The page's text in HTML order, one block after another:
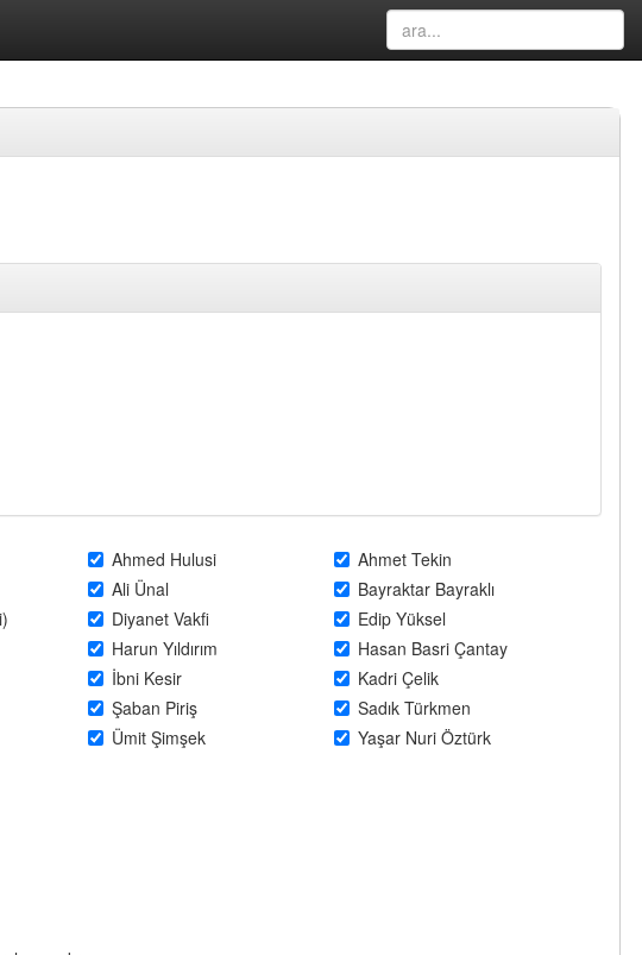
Ahmed Hulusi
Ahmet Tekin
Ali Ünal
Bayraktar Bayraklı
Diyanet Vakfi
Edip Yüksel
Harun Yıldırım
Hasan Basri Çantay
İbni Kesir
Kadri Çelik
Şaban Piriş
Sadık Türkmen
Ümit Şimşek
Yaşar Nuri Öztürk